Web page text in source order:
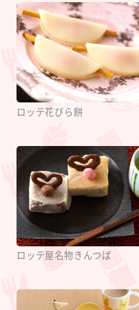
ロッテ花びら餅
ロッテ屋名物きんつば